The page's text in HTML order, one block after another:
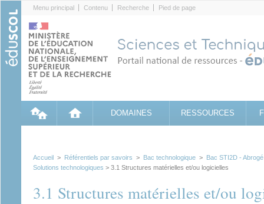
Menu principal Contenu Recherche Pied de page
DOMAINES RESSOURCES
Accueil > Référentiels par savoirs > Bac technologique > Bac STI2D - Abrogé
Solutions technologiques > 3.1 Structures matérielles et/ou logicielles
3.1 Structures matérielles et/ou